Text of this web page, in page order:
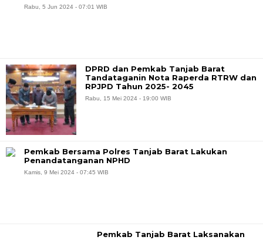
Rabu, 5 Jun 2024 - 07:01 WIB
DPRD dan Pemkab Tanjab Barat
Tandataganin Nota Raperda RTRW dan
RPJPD Tahun 2025- 2045
Rabu, 15 Mei 2024 - 19:00 WIB
Pemkab Bersama Polres Tanjab Barat Lakukan
Penandatanganan NPHD
Kamis, 9 Mei 2024 - 07:45 WIB
Pemkab Tanjab Barat Laksanakan